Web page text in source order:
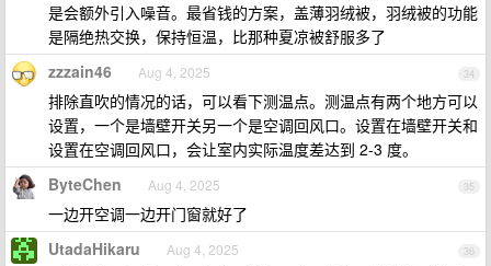
是会额外引入噪音。最省钱的方案，盖薄羽绒被，羽绒被的功能
是隔绝热交换，保持恒温，比那种夏凉被舒服多了
34
zzzain46 Aug 4, 2025
排除直吹的情况的话，可以看下测温点。测温点有两个地方可以
设置，一个是墙壁开关另一个是空调回风口。设置在墙壁开关和
设置在空调回风口，会让室内实际温度差达到 2-3 度。
35
ByteChen Aug 4, 2025
一边开空调一边开门窗就好了
36
UtadaHikaru Aug 4, 2025